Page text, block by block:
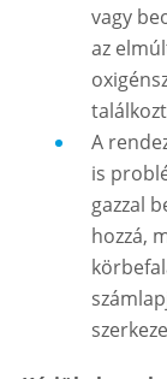
vagy
az
A
is
gazzal
hozzá,